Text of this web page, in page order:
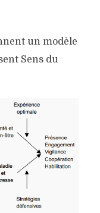
un modèle
Sens du